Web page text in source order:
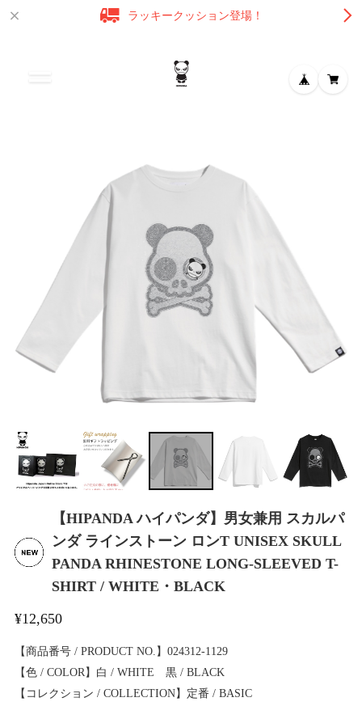
ラッキークッション登場！
【HIPANDA ハイパンダ】男女兼用 スカルパ
ンダ ラインストーン ロンT UNISEX SKULL
PANDA RHINESTONE LONG-SLEEVED T-
SHIRT / WHITE・BLACK
¥12,650
【商品番号 / PRODUCT NO.】024312-1129
【色 / COLOR】白 / WHITE 黒 / BLACK
【コレクション / COLLECTION】定番 / BASIC